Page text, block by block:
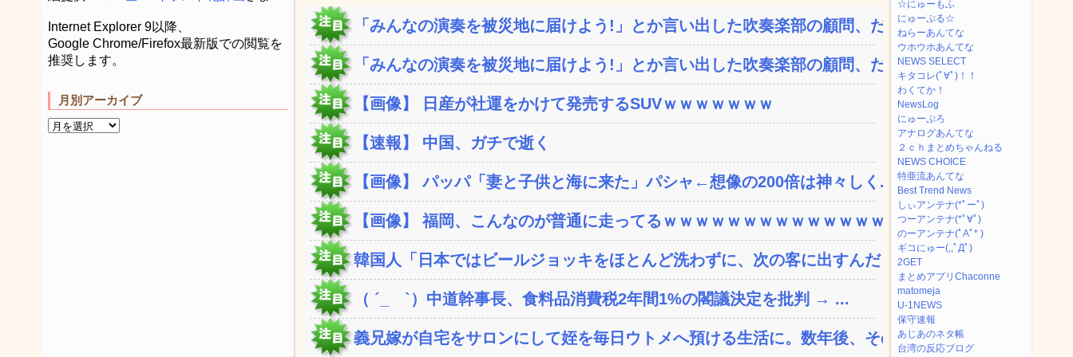
Internet Explorer 9以降、
Google Chrome/Firefox最新版での閲覧を
推奨します。
月別アーカイブ
「みんなの演奏を被災地に届けよう!」とか言い出した吹奏楽部の顧問、だが...
「みんなの演奏を被災地に届けよう!」とか言い出した吹奏楽部の顧問、だが...
【画像】 日産が社運をかけて発売するSUVｗｗｗｗｗｗｗ
【速報】 中国、ガチで逝く
【画像】 パッパ「妻と子供と海に来た」パシャ←想像の200倍は神々しく...
【画像】 福岡、こんなのが普通に走ってるｗｗｗｗｗｗｗｗｗｗｗｗｗｗｗ...
韓国人「日本ではビールジョッキをほとんど洗わずに、次の客に出すんだ！ ...
（ ´_ゝ`）中道幹事長、食料品消費税2年間1%の閣議決定を批判 → ...
義兄嫁が自宅をサロンにして姪を毎日ウトメへ預ける生活に。数年後、そのツ...
☆にゅーもふ
にゅーぷる☆
ねらーあんてな
ウホウホあんてな
NEWS SELECT
キタコレ(ﾟ∀ﾟ)！！
わくてか！
NewsLog
にゅーぷろ
アナログあんてな
２ｃｈまとめちゃんねる
NEWS CHOICE
特亜流あんてな
Best Trend News
しぃアンテナ(*ﾟーﾟ)
つーアンテナ(*ﾟ∀ﾟ)
のーアンテナ(ﾟAﾟ* )
ギコにゅー(,,ﾟДﾟ)
2GET
まとめアプリChaconne
matomeja
U-1NEWS
保守速報
あじあのネタ帳
台湾の反応ブログ